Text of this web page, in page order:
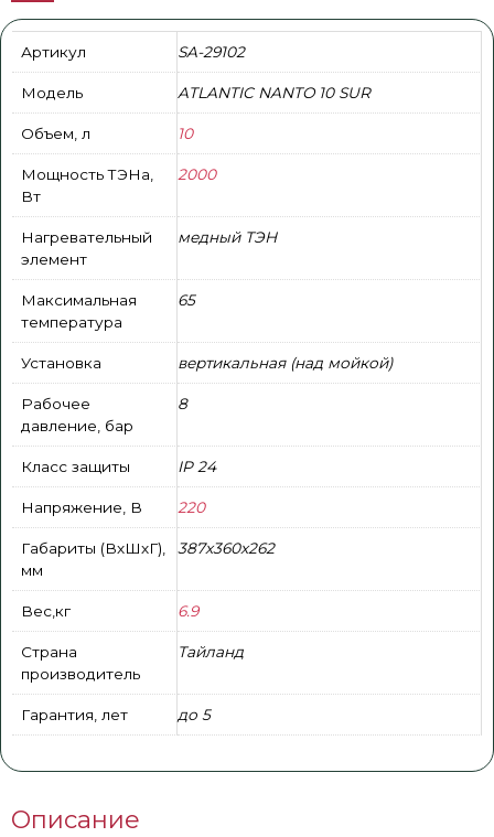
Артикул SA-29102
Модель ATLANTIC NANTO 10 SUR
Объем, л 10
Мощность ТЭНа,
Вт
2000
Нагревательный
элемент
медный ТЭН
Максимальная
температура
65
Установка вертикальная (над мойкой)
Рабочее
давление, бар
8
Класс защиты IP 24
Напряжение, В 220
Габариты (ВхШхГ),
мм
387х360х262
Вес,кг 6.9
Страна
производитель
Тайланд
Гарантия, лет до 5
Описание